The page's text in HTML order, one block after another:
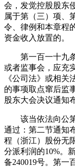
会，发觉控股股东
属于第（三）项、
令、律例和本章程
资金收入放置的。
第一百一十九条
或者监事会，应充
《公司法》或相
的事项取点窜后监
股东大会决议通知
该当依法向公第
通过：第二节通知
程（浙江）股份无
分派利润的10%。
备240019号。第一